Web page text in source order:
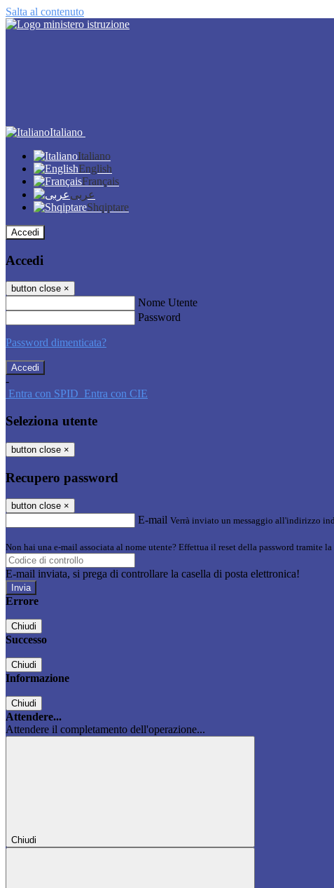
Salta al contenuto
Italiano
Italiano
English
Français
عربى
Shqiptare
Accedi
Accedi
button close ×
Nome Utente
Password
Password dimenticata?
-
Entra con SPID Entra con CIE
Seleziona utente
button close ×
Recupero password
button close ×
E-mail Verrà inviato un messaggio all'indirizzo
Non hai una e-mail associata al nome utente? Effettua il reset della password tramite la
E-mail inviata, si prega di controllare la casella di posta elettronica!
Errore
Chiudi
Successo
Chiudi
Informazione
Chiudi
Attendere...
Attendere il completamento dell'operazione...
Chiudi